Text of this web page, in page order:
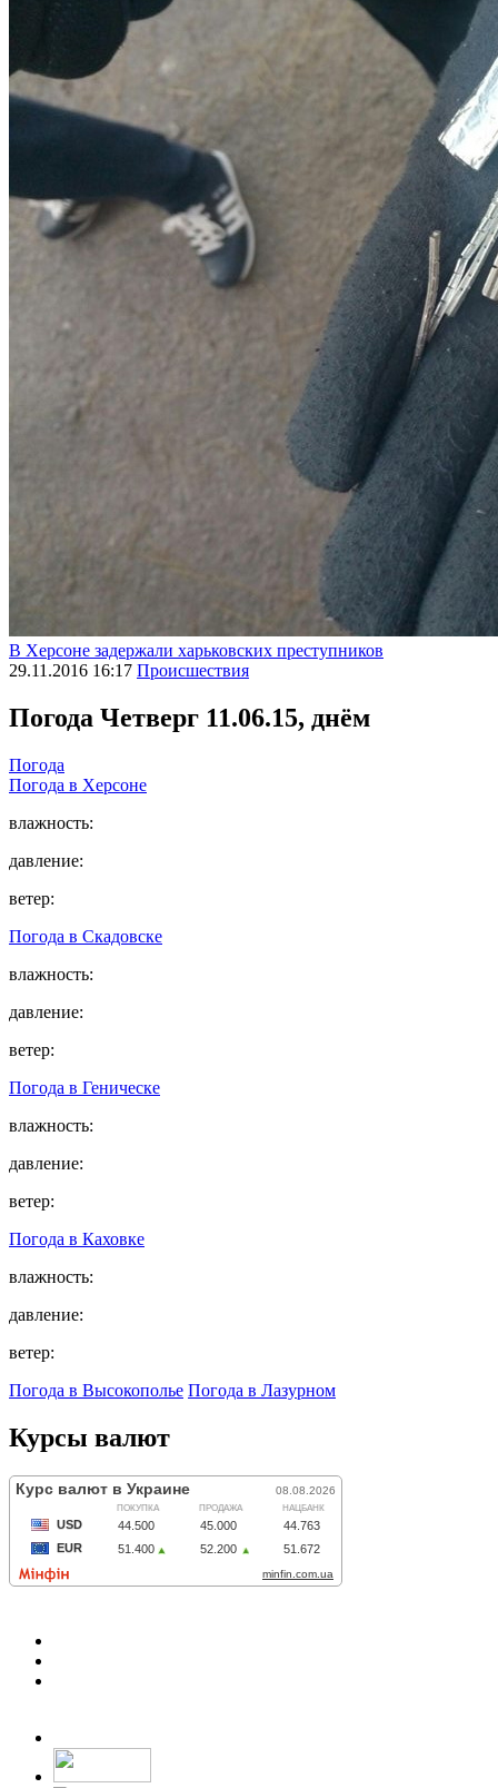
В Херсоне задержали харьковских преступников
29.11.2016 16:17 Происшествия
Погода Четверг 11.06.15, днём
Погода
Погода в Херсоне
влажность:
давление:
ветер:
Погода в Скадовске
влажность:
давление:
ветер:
Погода в Геническе
влажность:
давление:
ветер:
Погода в Каховке
влажность:
давление:
ветер:
Погода в Высокополье Погода в Лазурном
Курсы валют